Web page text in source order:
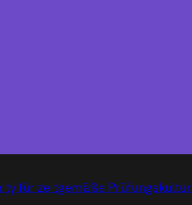
für zeitgemäße Prüfungskultur